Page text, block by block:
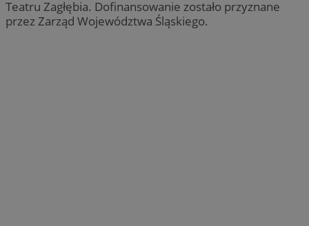
Teatru Zagłębia. Dofinansowanie zostało przyznane
przez Zarząd Województwa Śląskiego.